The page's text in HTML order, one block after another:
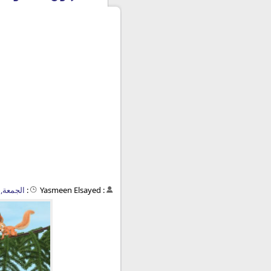
:
Yasmeen Elsayed
: الجمعة, 2 أغسطس 2019 -